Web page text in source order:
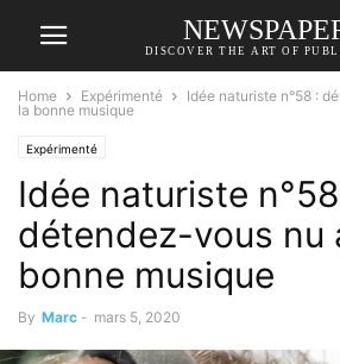
DISCOVER THE ART OF
Home Expérimenté
Idée naturiste n°58 :
la bonne musique
Expérimenté
Idée naturiste
détendez-vous nu
bonne musique
By Marc - mars 5, 2020